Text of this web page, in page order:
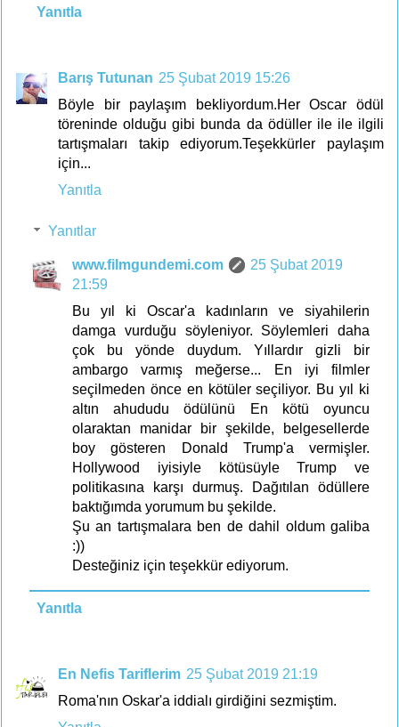
Yanıtla
Barış Tutunan 25 Şubat 2019 15:26
Böyle bir paylaşım bekliyordum.Her Oscar ödül
töreninde olduğu gibi bunda da ödüller ile ile ilgili
tartışmaları takip ediyorum.Teşekkürler paylaşım
için...
Yanıtla
Yanıtlar
www.filmgundemi.com
25 Şubat 2019
21:59
Bu yıl ki Oscar'a kadınların ve siyahilerin
damga vurduğu söyleniyor. Söylemleri daha
çok bu yönde duydum. Yıllardır gizli bir
ambargo varmış meğerse... En iyi filmler
seçilmeden önce en kötüler seçiliyor. Bu yıl ki
altın ahududu ödülünü En kötü oyuncu
olaraktan manidar bir şekilde, belgesellerde
boy gösteren Donald Trump'a vermişler.
Hollywood iyisiyle kötüsüyle Trump ve
politikasına karşı durmuş. Dağıtılan ödüllere
baktığımda yorumum bu şekilde.
Şu an tartışmalara ben de dahil oldum galiba
:))
Desteğiniz için teşekkür ediyorum.
Yanıtla
En Nefis Tariflerim 25 Şubat 2019 21:19
Roma'nın Oskar'a iddialı girdiğini sezmiştim.